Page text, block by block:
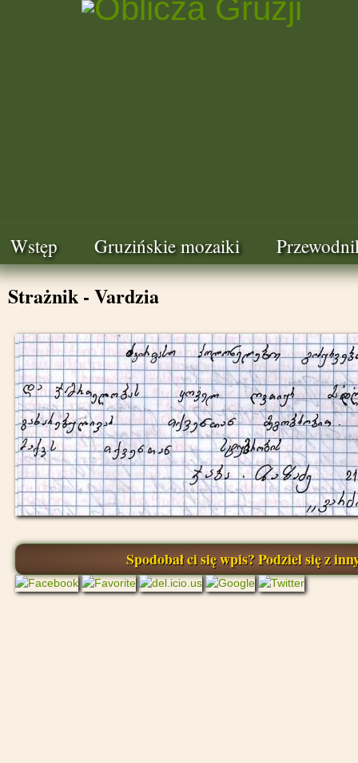
Wstęp Gruzińskie mozaiki
Strażnik - Vardzia
Spodobał ci się wpis? Podziel się z